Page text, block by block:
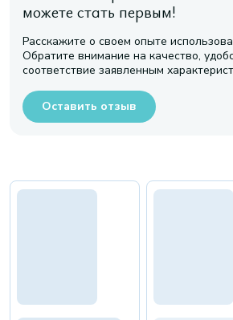
можете стать первым!
Расскажите о своем опыте
Обратите внимание на качество,
соответствие заявленным
Оставить отзыв